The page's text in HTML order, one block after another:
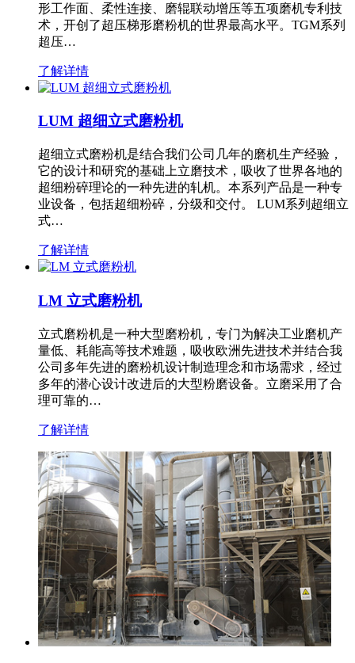
形工作面、柔性连接、磨辊联动增压等五项磨机专利技
术，开创了超压梯形磨粉机的世界最高水平。TGM系列
超压…
了解详情
LUM 超细立式磨粉机
超细立式磨粉机是结合我们公司几年的磨机生产经验，
它的设计和研究的基础上立磨技术，吸收了世界各地的
超细粉碎理论的一种先进的轧机。本系列产品是一种专
业设备，包括超细粉碎，分级和交付。 LUM系列超细立
式…
了解详情
LM 立式磨粉机
立式磨粉机是一种大型磨粉机，专门为解决工业磨机产
量低、耗能高等技术难题，吸收欧洲先进技术并结合我
公司多年先进的磨粉机设计制造理念和市场需求，经过
多年的潜心设计改进后的大型粉磨设备。立磨采用了合
理可靠的…
了解详情